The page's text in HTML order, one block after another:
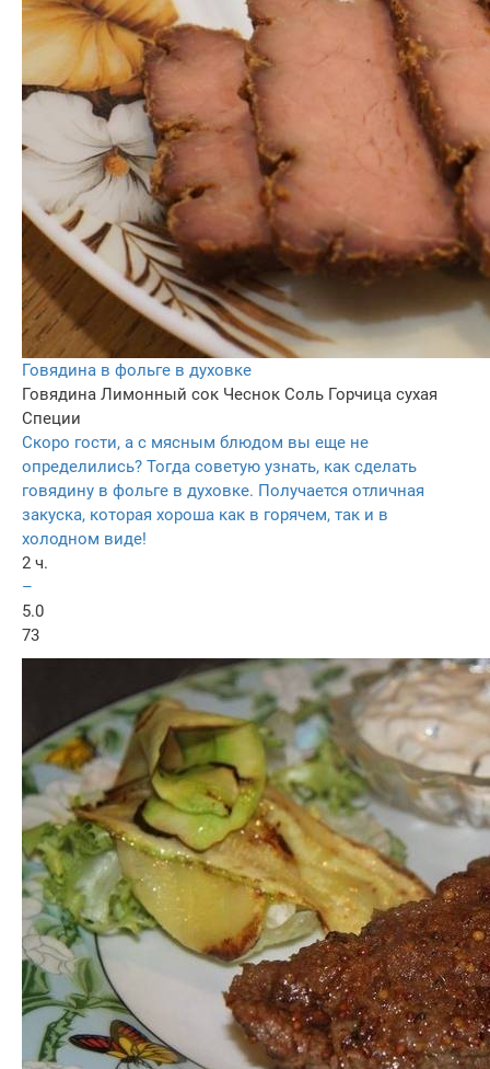
Говядина в фольге в духовке
Говядина Лимонный сок Чеснок Соль Горчица сухая
Специи
Скоро гости, а с мясным блюдом вы еще не
определились? Тогда советую узнать, как сделать
говядину в фольге в духовке. Получается отличная
закуска, которая хороша как в горячем, так и в
холодном виде!
2 ч.
–
5.0
73